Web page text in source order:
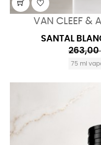
VAN CLEEF &
SANTAL
263,00
75 ml